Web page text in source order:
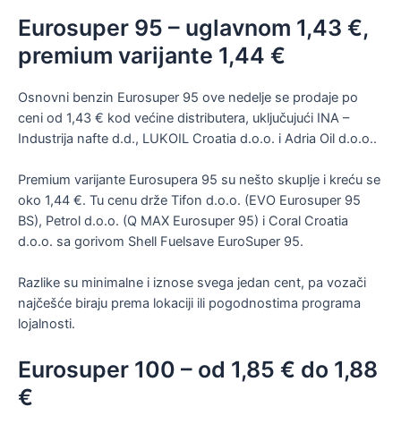
Eurosuper 95 – uglavnom 1,43 €,
premium varijante 1,44 €
Osnovni benzin Eurosuper 95 ove nedelje se prodaje po
ceni od 1,43 € kod većine distributera, uključujući INA –
Industrija nafte d.d., LUKOIL Croatia d.o.o. i Adria Oil d.o.o..
Premium varijante Eurosupera 95 su nešto skuplje i kreću se
oko 1,44 €. Tu cenu drže Tifon d.o.o. (EVO Eurosuper 95
BS), Petrol d.o.o. (Q MAX Eurosuper 95) i Coral Croatia
d.o.o. sa gorivom Shell Fuelsave EuroSuper 95.
Razlike su minimalne i iznose svega jedan cent, pa vozači
najčešće biraju prema lokaciji ili pogodnostima programa
lojalnosti.
Eurosuper 100 – od 1,85 € do 1,88
€